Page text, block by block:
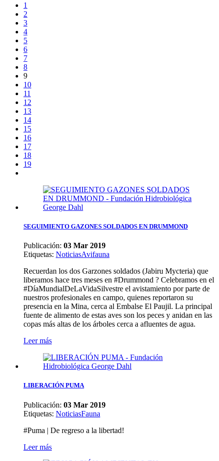
1
2
3
4
5
6
7
8
9
10
11
12
13
14
15
16
17
18
19
SEGUIMIENTO GAZONES SOLDADOS EN DRUMMOND
Publicación: 03 Mar 2019
Etiquetas: NoticiasAvifauna
Recuerdan los dos Garzones soldados (Jabiru Mycteria) que
liberamos hace tres meses en #Drummond ? Celebramos en el
#DíaMundialDeLaVidaSilvestre el avistamiento por parte de
nuestros profesionales en campo, quienes reportaron su
presencia en la Mina, cerca al Embalse El Paujil. La principal
fuente de alimento de estas aves son los peces y anidan en las
copas más altas de los árboles cerca a afluentes de agua.
Leer más
LIBERACIÓN PUMA
Publicación: 03 Mar 2019
Etiquetas: NoticiasFauna
#Puma | De regreso a la libertad!
Leer más